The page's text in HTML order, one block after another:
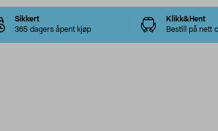
Sikkert
365 dagers åpent kjøp
Klikk&Hent
Bestill på nett